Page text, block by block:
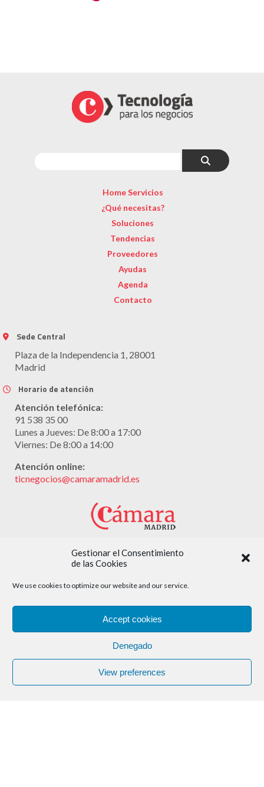
Gestionar el Consentimiento
de las Cookies
We use cookies to optimize our website and our service.
Accept cookies
Denegado
View preferences
Home Servicios
¿Qué necesitas?
Soluciones
Tendencias
Proveedores
Ayudas
Agenda
Contacto
Sede Central
Plaza de la Independencia 1, 28001
Madrid
Horario de atención
Atención telefónica:
91 538 35 00
Lunes a Jueves: De 8:00 a 17:00
Viernes: De 8:00 a 14:00
Atención online:
ticnegocios@camaramadrid.es
Con la colaboración de: